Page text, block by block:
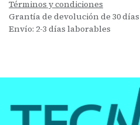
Términos y condiciones
Grantía de devolución de 30 días
Envío: 2-3 días laborables